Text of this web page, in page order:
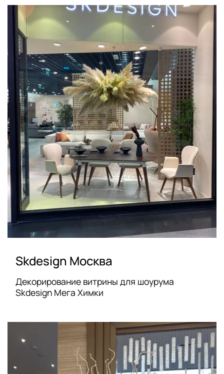
Skdesign Москва
Декорирование витрины для шоурума
Skdesign Мега Химки